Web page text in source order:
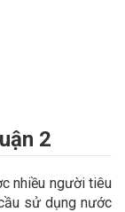
2
nhiều người tiêu
sử dụng nước